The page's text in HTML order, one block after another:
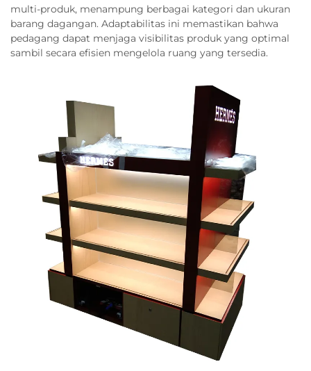
multi-produk, menampung berbagai kategori dan ukuran
barang dagangan. Adaptabilitas ini memastikan bahwa
pedagang dapat menjaga visibilitas produk yang optimal
sambil secara efisien mengelola ruang yang tersedia.